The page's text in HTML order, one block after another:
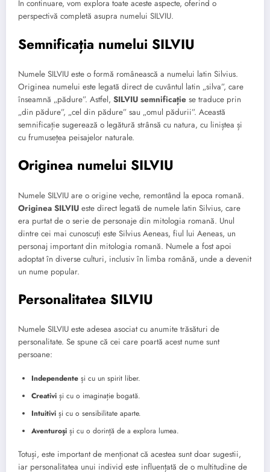
În continuare, vom explora toate aceste aspecte, oferind o
perspectivă completă asupra numelui SILVIU.
Semnificația numelui SILVIU
Numele SILVIU este o formă românească a numelui latin Silvius.
Originea numelui este legată direct de cuvântul latin „silva”, care
înseamnă „pădure”. Astfel, SILVIU semnificație se traduce prin
„din pădure”, „cel din pădure” sau „omul pădurii”. Această
semnificație sugerează o legătură strânsă cu natura, cu liniștea și
cu frumusețea peisajelor naturale.
Originea numelui SILVIU
Numele SILVIU are o origine veche, remontând la epoca romană.
Originea SILVIU este direct legată de numele latin Silvius, care
era purtat de o serie de personaje din mitologia romană. Unul
dintre cei mai cunoscuți este Silvius Aeneas, fiul lui Aeneas, un
personaj important din mitologia romană. Numele a fost apoi
adoptat în diverse culturi, inclusiv în limba română, unde a devenit
un nume popular.
Personalitatea SILVIU
Numele SILVIU este adesea asociat cu anumite trăsături de
personalitate. Se spune că cei care poartă acest nume sunt
persoane:
Independente și cu un spirit liber.
Creativi și cu o imaginație bogată.
Intuitivi și cu o sensibilitate aparte.
Aventuroși și cu o dorință de a explora lumea.
Totuși, este important de menționat că acestea sunt doar sugestii,
iar personalitatea unui individ este influențată de o multitudine de